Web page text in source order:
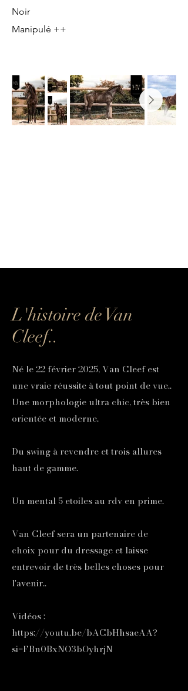
Noir
​Manipulé ++
​L'histoire de Van
Cleef..
Né le 22 février 2025, Van Cleef est
une vraie réussite à tout point de vue..
Une morphologie ultra chic, très bien
orientée et moderne.
Du swing à revendre et trois allures
haut de gamme.
Un mental 5 etoiles au rdv en prime.
Van Cleef sera un partenaire de
choix pour du dressage et laisse
entrevoir de très belles choses pour
l'avenir..
Vidéos :
https://youtu.be/bACbHhsaeAA?
si=FBn0BxNO3bOyhrjN